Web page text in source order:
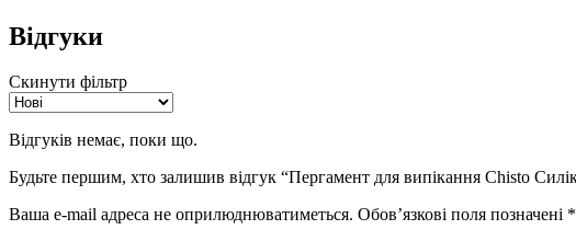
Відгуки
Скинути фільтр
Відгуків немає, поки що.
Будьте першим, хто залишив відгук “Пергамент для випікання Chisto
Ваша e-mail адреса не оприлюднюватиметься. Обов’язкові поля позначені *